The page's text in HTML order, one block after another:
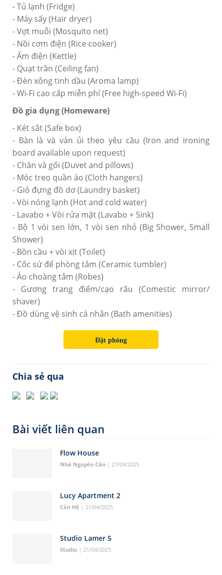
- Tủ lạnh (Fridge)
- Máy sấy (Hair dryer)
- Vợt muỗi (Mosquito net)
- Nồi cơm điện (Rice cooker)
- Ấm điện (Kettle)
- Quạt trần (Ceiling fan)
- Đèn xông tinh dầu (Aroma lamp)
- Wi-Fi cao cấp miễn phí (Free high-speed Wi-Fi)
Đồ gia dụng (Homeware)
- Két sắt (Safe box)
- Bàn là và ván ủi theo yêu cầu (Iron and ironing
board available upon request)
- Chăn và gối (Duvet and pillows)
- Móc treo quần áo (Cloth hangers)
- Giỏ đựng đồ dơ (Laundry basket)
- Vòi nóng lạnh (Hot and cold water)
- Lavabo + Vòi rửa mặt (Lavabo + Sink)
- Bộ 1 vòi sen lớn, 1 vòi sen nhỏ (Big Shower, Small
Shower)
- Bồn cầu + vòi xịt (Toilet)
- Cốc sứ để phòng tắm (Ceramic tumbler)
- Áo choàng tắm (Robes)
- Gương trang điểm/cạo râu (Comestic mirror/
shaver)
- Đồ dùng vệ sinh cá nhân (Bath amenities)
Đặt phòng
Chia sẻ qua
Bài viết liên quan
Flow House
Nhà Nguyên Căn | 21/04/2025
Lucy Apartment 2
Căn Hộ | 21/04/2025
Studio Lamer 5
Studio | 21/04/2025